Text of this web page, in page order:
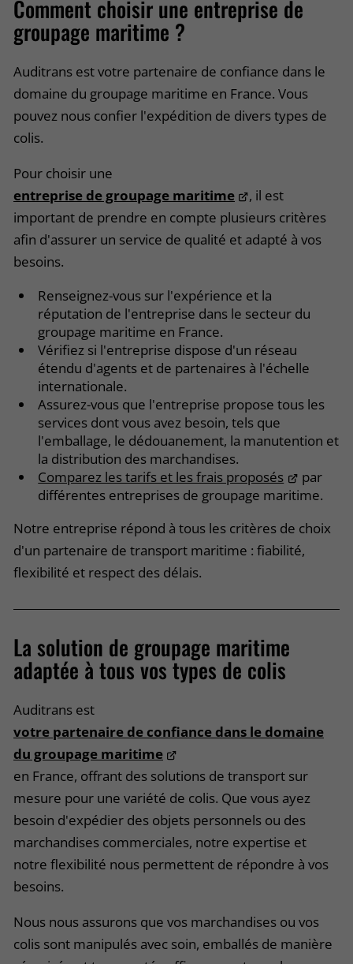
Comment choisir une entreprise de
groupage maritime ?
Auditrans est votre partenaire de confiance dans le
domaine du groupage maritime en France. Vous
pouvez nous confier l'expédition de divers types de
colis.
Pour choisir une
entreprise de groupage maritime
, il est
important de prendre en compte plusieurs critères
afin d'assurer un service de qualité et adapté à vos
besoins.
Renseignez-vous sur l'expérience et la
réputation de l'entreprise dans le secteur du
groupage maritime en France.
Vérifiez si l'entreprise dispose d'un réseau
étendu d'agents et de partenaires à l'échelle
internationale.
Assurez-vous que l'entreprise propose tous les
services dont vous avez besoin, tels que
l'emballage, le dédouanement, la manutention et
la distribution des marchandises.
Comparez les tarifs et les frais proposés
par
différentes entreprises de groupage maritime.
Notre entreprise répond à tous les critères de choix
d'un partenaire de transport maritime : fiabilité,
flexibilité et respect des délais.
La solution de groupage maritime
adaptée à tous vos types de colis
Auditrans est
votre partenaire de confiance dans le domaine
du groupage maritime
en France, offrant des solutions de transport sur
mesure pour une variété de colis. Que vous ayez
besoin d'expédier des objets personnels ou des
marchandises commerciales, notre expertise et
notre flexibilité nous permettent de répondre à vos
besoins.
Nous nous assurons que vos marchandises ou vos
colis sont manipulés avec soin, emballés de manière